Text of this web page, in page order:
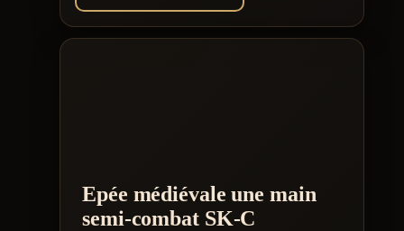
Epée médiévale une main
semi-combat SK-C